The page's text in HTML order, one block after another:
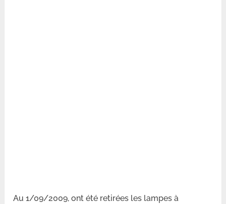
Au 1/09/2009, ont été retirées les lampes à